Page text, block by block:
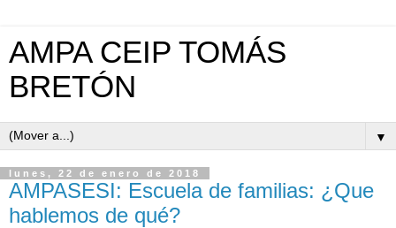
AMPA CEIP TOMÁS
BRETÓN
▼
lunes, 22 de enero de 2018
AMPASESI: Escuela de familias: ¿Que
hablemos de qué?